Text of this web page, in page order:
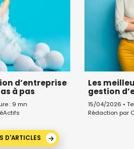
d’entreprise
à pas
: 9 mn
Les
gestion
15/04/2026 •
Rédaction par
D'ARTICLES